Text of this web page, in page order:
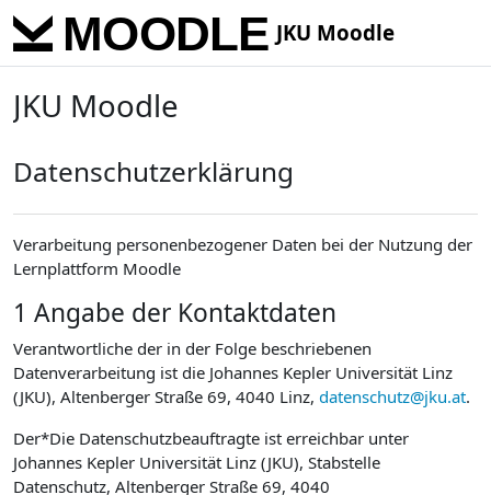
Skip to main content
JKU Moodle
JKU Moodle
Datenschutzerklärung
Verarbeitung personenbezogener Daten bei der Nutzung der
Lernplattform Moodle
1 Angabe der Kontaktdaten
Verantwortliche der in der Folge beschriebenen
Datenverarbeitung ist die Johannes Kepler Universität Linz
(JKU), Altenberger Straße 69, 4040 Linz, datenschutz@jku.at.
Der*Die Datenschutzbeauftragte ist erreichbar unter
Johannes Kepler Universität Linz (JKU), Stabstelle
Datenschutz, Altenberger Straße 69, 4040